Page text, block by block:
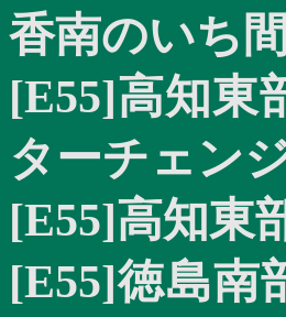
香南のいち間
[E55]高知東
ターチェンジ
[E55]高知東
[E55]徳島南